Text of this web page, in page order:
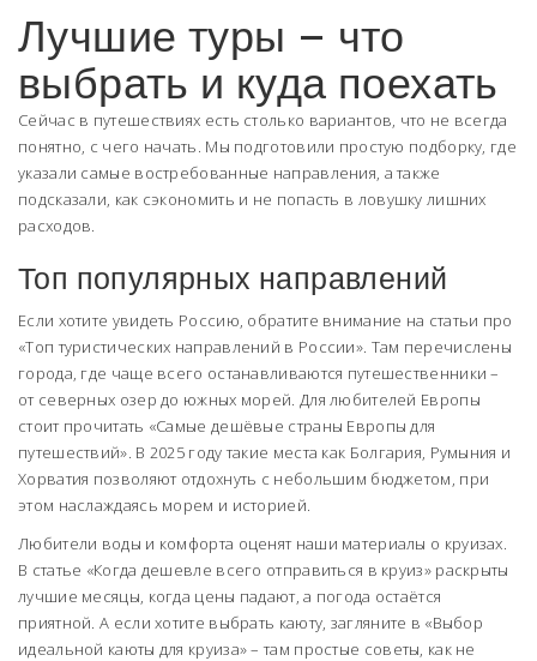
Лучшие туры – что
выбрать и куда поехать
Сейчас в путешествиях есть столько вариантов, что не всегда
понятно, с чего начать. Мы подготовили простую подборку, где
указали самые востребованные направления, а также
подсказали, как сэкономить и не попасть в ловушку лишних
расходов.
Топ популярных направлений
Если хотите увидеть Россию, обратите внимание на статьи про
«Топ туристических направлений в России». Там перечислены
города, где чаще всего останавливаются путешественники –
от северных озер до южных морей. Для любителей Европы
стоит прочитать «Самые дешёвые страны Европы для
путешествий». В 2025 году такие места как Болгария, Румыния и
Хорватия позволяют отдохнуть с небольшим бюджетом, при
этом наслаждаясь морем и историей.
Любители воды и комфорта оценят наши материалы о круизах.
В статье «Когда дешевле всего отправиться в круиз» раскрыты
лучшие месяцы, когда цены падают, а погода остаётся
приятной. А если хотите выбрать каюту, загляните в «Выбор
идеальной каюты для круиза» – там простые советы, как не